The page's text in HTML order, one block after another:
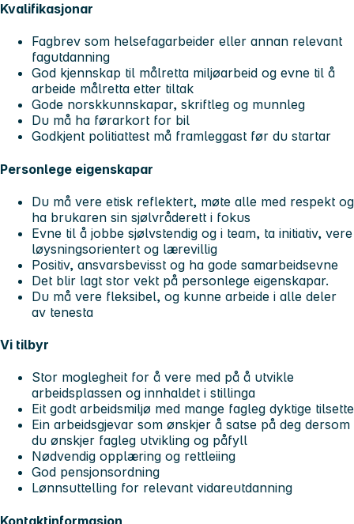
Kvalifikasjonar
Fagbrev som helsefagarbeider eller annan relevant
fagutdanning
God kjennskap til målretta miljøarbeid og evne til å
arbeide målretta etter tiltak
Gode norskkunnskapar, skriftleg og munnleg
Du må ha førarkort for bil
Godkjent politiattest må framleggast før du startar
Personlege eigenskapar
Du må vere etisk reflektert, møte alle med respekt og
ha brukaren sin sjølvråderett i fokus
Evne til å jobbe sjølvstendig og i team, ta initiativ, vere
løysningsorientert og lærevillig
Positiv, ansvarsbevisst og ha gode samarbeidsevne
Det blir lagt stor vekt på personlege eigenskapar.
Du må vere fleksibel, og kunne arbeide i alle deler
av tenesta
Vi tilbyr
Stor moglegheit for å vere med på å utvikle
arbeidsplassen og innhaldet i stillinga
Eit godt arbeidsmiljø med mange fagleg dyktige tilsette
Ein arbeidsgjevar som ønskjer å satse på deg dersom
du ønskjer fagleg utvikling og påfyll
Nødvendig opplæring og rettleiing
God pensjonsordning
Lønnsuttelling for relevant vidareutdanning
Kontaktinformasjon